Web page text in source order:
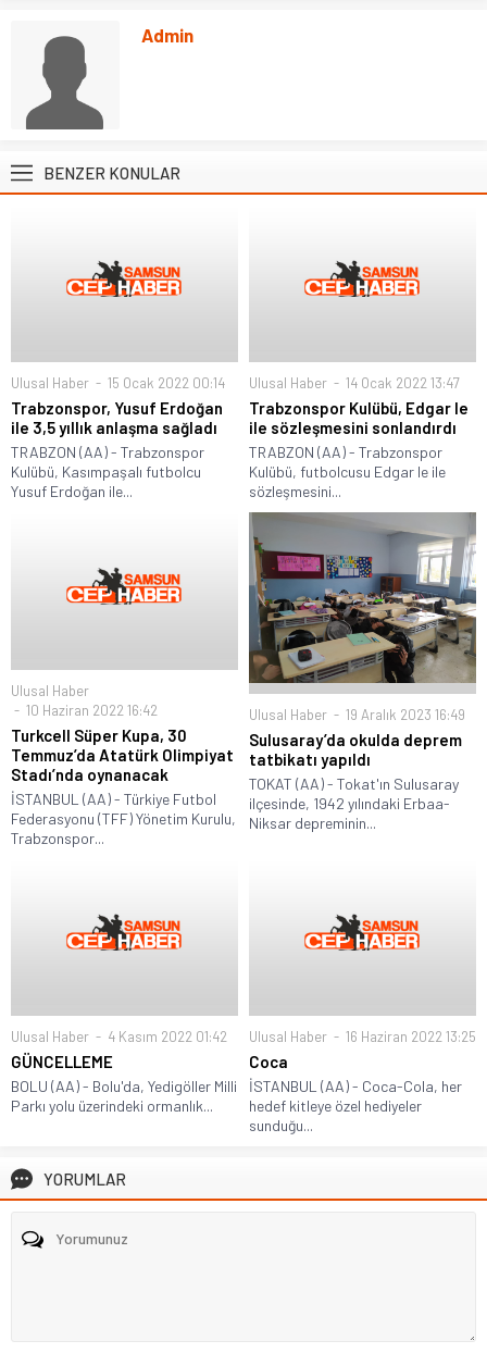
Admin
BENZER KONULAR
Ulusal Haber 15 Ocak 2022 00:14
Trabzonspor, Yusuf Erdoğan
ile 3,5 yıllık anlaşma sağladı
TRABZON (AA) - Trabzonspor
Kulübü, Kasımpaşalı futbolcu
Yusuf Erdoğan ile...
Ulusal Haber 14 Ocak 2022 13:47
Trabzonspor Kulübü, Edgar Ie
ile sözleşmesini sonlandırdı
TRABZON (AA) - Trabzonspor
Kulübü, futbolcusu Edgar Ie ile
sözleşmesini...
Ulusal Haber
10 Haziran 2022 16:42
Turkcell Süper Kupa, 30
Temmuz’da Atatürk Olimpiyat
Stadı’nda oynanacak
İSTANBUL (AA) - Türkiye Futbol
Federasyonu (TFF) Yönetim Kurulu,
Trabzonspor...
Ulusal Haber 19 Aralık 2023 16:49
Sulusaray’da okulda deprem
tatbikatı yapıldı
TOKAT (AA) - Tokat'ın Sulusaray
ilçesinde, 1942 yılındaki Erbaa-
Niksar depreminin...
Ulusal Haber 4 Kasım 2022 01:42
GÜNCELLEME
BOLU (AA) - Bolu'da, Yedigöller Milli
Parkı yolu üzerindeki ormanlık...
Ulusal Haber 16 Haziran 2022 13:25
Coca
İSTANBUL (AA) - Coca-Cola, her
hedef kitleye özel hediyeler
sunduğu...
YORUMLAR